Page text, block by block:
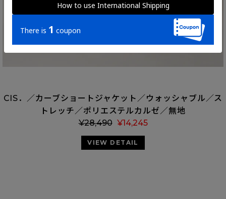
CIS．／カーブショートジャケット／ウォッシャブル／ス
トレッチ／ポリエステルカルゼ／無地
¥28,490 ¥14,245
VIEW DETAIL